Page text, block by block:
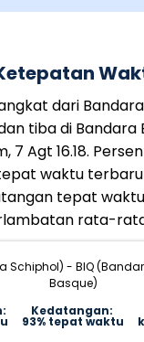
dari
tiba di Bandara
7 Agt 16.18.
waktu terbaru
tepat
rata-
Schiphol) - BIQ
Basque)
Kedatangan:
93% tepat waktu